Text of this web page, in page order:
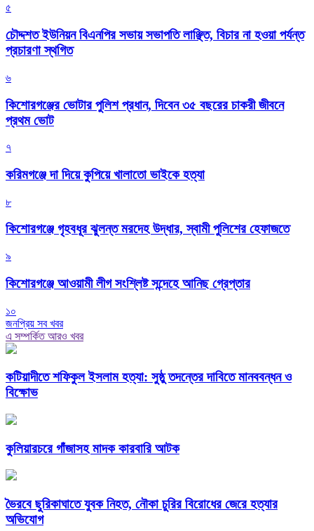
৫
চৌদ্দশত ইউনিয়ন বিএনপির সভায় সভাপতি লাঞ্ছিত, বিচার না হওয়া পর্যন্ত
প্রচারণা স্থগিত
৬
কিশোরগঞ্জের ভোটার পুলিশ প্রধান, দিবেন ৩৫ বছরের চাকরী জীবনে
প্রথম ভোট
৭
করিমগঞ্জে দা দিয়ে কুপিয়ে খালাতো ভাইকে হত্যা
৮
কিশোরগঞ্জে গৃহবধূর ঝুলন্ত মরদেহ উদ্ধার, স্বামী পুলিশের হেফাজতে
৯
কিশোরগঞ্জে আওয়ামী লীগ সংশ্লিষ্ট সন্দেহে আনিছ গ্রেপ্তার
১০
জনপ্রিয় সব খবর
এ সম্পর্কিত আরও খবর
কটিয়াদীতে শফিকুল ইসলাম হত্যা: সুষ্ঠু তদন্তের দাবিতে মানববন্ধন ও
বিক্ষোভ
কুলিয়ারচরে গাঁজাসহ মাদক কারবারি আটক
ভৈরবে ছুরিকাঘাতে যুবক নিহত, নৌকা চুরির বিরোধের জেরে হত্যার
অভিযোগ